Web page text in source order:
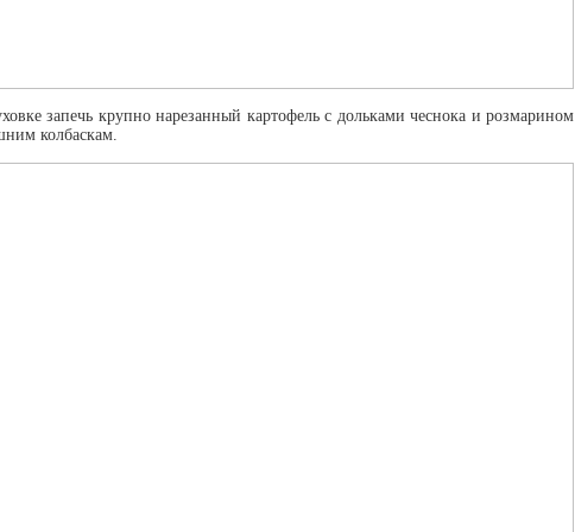
запечь крупно нарезанный картофель с дольками чеснока и розмарином
колбаскам.